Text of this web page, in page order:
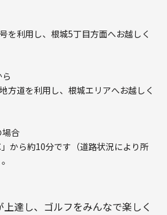
を利用し、根城5丁目方面へお越しく
方道を利用し、根城エリアへお越しく
場合
から約10分です（道路状況により所
達し、ゴルフをみんなで楽しく